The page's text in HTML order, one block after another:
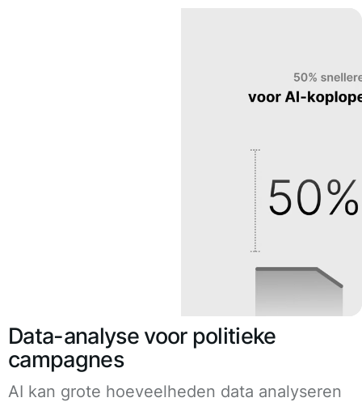
Data-analyse voor politieke
campagnes
AI kan grote hoeveelheden data analyseren